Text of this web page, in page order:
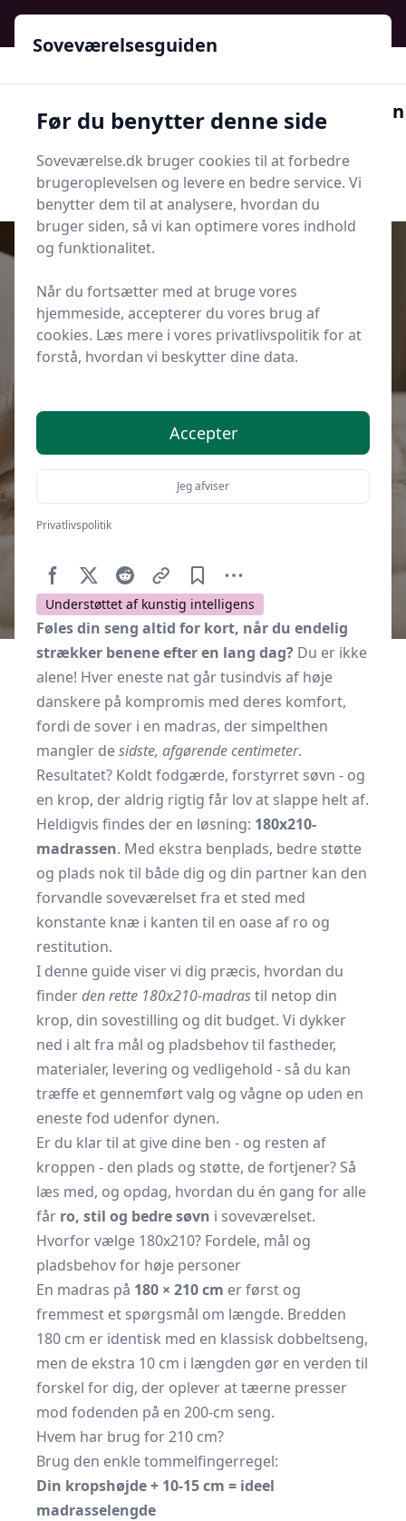
Soveværelsesguiden
Søg nu
Søg nu
Udgivet i Senge og Madrasser
180x210-madras: sådan finder du
den rette til høje personer
Understøttet af kunstig intelligens
Føles din seng altid for kort, når du endelig
strækker benene efter en lang dag? Du er ikke
alene! Hver eneste nat går tusindvis af høje
danskere på kompromis med deres komfort,
fordi de sover i en madras, der simpelthen
mangler desidste, afgørende centimeter.
Resultatet? Koldt fodgærde, forstyrret søvn - og
en krop, der aldrig rigtig får lov at slappe helt af.
Heldigvis findes der en løsning: 180x210-
madrassen. Med ekstra benplads, bedre støtte
og plads nok til både dig og din partner kan den
forvandle soveværelset fra et sted med
konstante knæ i kanten til en oase af ro og
restitution.
I denne guide viser vi dig præcis, hvordan du
finderden rette 180x210-madrastil netop din
krop, din sovestilling og dit budget. Vi dykker
ned i alt fra mål og pladsbehov til fastheder,
materialer, levering og vedligehold - så du kan
træffe et gennemført valg og vågne op uden en
eneste fod udenfor dynen.
Er du klar til at give dine ben - og resten af
kroppen - den plads og støtte, de fortjener? Så
læs med, og opdag, hvordan du én gang for alle
får ro, stil og bedre søvn i soveværelset.
Hvorfor vælge 180x210? Fordele, mål og
pladsbehov for høje personer
En madras på 180 × 210 cm er først og
fremmest et spørgsmål om længde. Bredden
180 cm er identisk med en klassisk dobbeltseng,
men de ekstra 10 cm i længden gør en verden til
forskel for dig, der oplever at tæerne presser
mod fodenden på en 200-cm seng.
Hvem har brug for 210 cm?
Brug den enkle tommelfingerregel:
Din kropshøjde + 10-15 cm = ideel
madrasselengde
Soveværelsesguiden
Før du benytter denne side
Soveværelse.dk bruger cookies til at forbedre
brugeroplevelsen og levere en bedre service. Vi
benytter dem til at analysere, hvordan du
bruger siden, så vi kan optimere vores indhold
og funktionalitet.
Når du fortsætter med at bruge vores
hjemmeside, accepterer du vores brug af
cookies. Læs mere i vores privatlivspolitik for at
forstå, hvordan vi beskytter dine data.
Accepter
Jeg afviser
Privatlivspolitik